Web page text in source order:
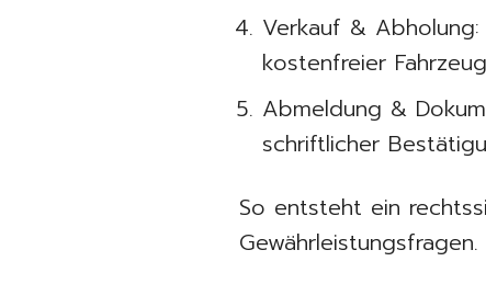
Verkauf &
kostenfreier
Abmeldung &
schriftlicher
So entsteht ein
Gewährleistungsfragen.